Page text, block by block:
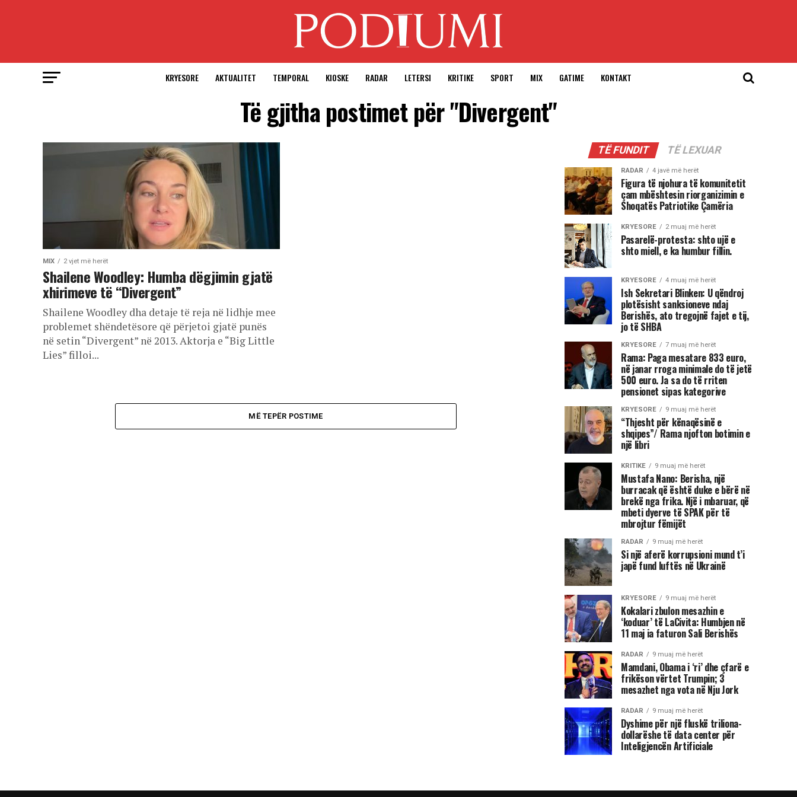
KRYESORE AKTUALITET TEMPORAL KIOSKE RADAR LETERSI KRITIKE SPORT MIX GATIME KONTAKT
Të gjitha postimet për "Divergent"
MIX 2 vjet më herët
Shailene Woodley: Humba dëgjimin gjatë
xhirimeve të “Divergent”
Shailene Woodley dha detaje të reja në lidhje mee
problemet shëndetësore që përjetoi gjatë punës
në setin “Divergent” në 2013. Aktorja e “Big Little
Lies” filloi...
MË TEPËR POSTIME
TË FUNDIT TË LEXUAR
RADAR 4 javë më herët
Figura të njohura të komunitetit
çam mbështesin riorganizimin e
Shoqatës Patriotike Çamëria
KRYESORE 2 muaj më herët
Pasarelë-protesta: shto ujë e
shto miell, e ka humbur fillin.
KRYESORE 4 muaj më herët
Ish Sekretari Blinken: U qëndroj
plotësisht sanksioneve ndaj
Berishës, ato tregojnë fajet e tij,
jo të SHBA
KRYESORE 7 muaj më herët
Rama: Paga mesatare 833 euro,
në janar rroga minimale do të jetë
500 euro. Ja sa do të rriten
pensionet sipas kategorive
KRYESORE 9 muaj më herët
“Thjesht për kënaqësinë e
shqipes”/ Rama njofton botimin e
një libri
KRITIKE 9 muaj më herët
Mustafa Nano: Berisha, një
burracak që është duke e bërë në
brekë nga frika. Një i mbaruar, që
mbeti dyerve të SPAK për të
mbrojtur fëmijët
RADAR 9 muaj më herët
Si një aferë korrupsioni mund t’i
japë fund luftës në Ukrainë
KRYESORE 9 muaj më herët
Kokalari zbulon mesazhin e
‘koduar’ të LaCivita: Humbjen në
11 maj ia faturon Sali Berishës
RADAR 9 muaj më herët
Mamdani, Obama i ‘ri’ dhe çfarë e
frikëson vërtet Trumpin; 3
mesazhet nga vota në Nju Jork
RADAR 9 muaj më herët
Dyshime për një fluskë triliona-
dollarëshe të data center për
Inteligjencën Artificiale